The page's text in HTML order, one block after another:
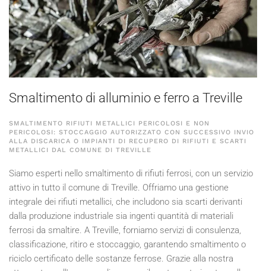
Smaltimento di alluminio e ferro a Treville
SMALTIMENTO RIFIUTI METALLICI PERICOLOSI E NON
PERICOLOSI: STOCCAGGIO AUTORIZZATO CON SUCCESSIVO INVIO
ALLA DISCARICA O IMPIANTI DI RECUPERO DI RIFIUTI E SCARTI
METALLICI DAL COMUNE DI TREVILLE
Siamo esperti nello smaltimento di rifiuti ferrosi, con un servizio
attivo in tutto il comune di Treville. Offriamo una gestione
integrale dei rifiuti metallici, che includono sia scarti derivanti
dalla produzione industriale sia ingenti quantità di materiali
ferrosi da smaltire. A Treville, forniamo servizi di consulenza,
classificazione, ritiro e stoccaggio, garantendo smaltimento o
riciclo certificato delle sostanze ferrose. Grazie alla nostra